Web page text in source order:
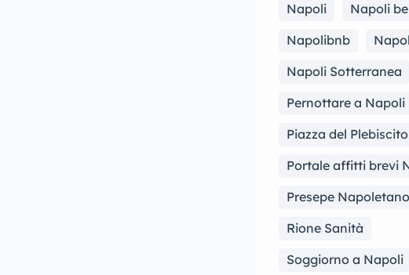
Napoli
Napoli
Napolibnb
Napoli Sotterranea
Pernottare a Napoli
Piazza del Plebiscito
Portale affitti brevi
Presepe Napoletano
Rione Sanità
Soggiorno a Napoli